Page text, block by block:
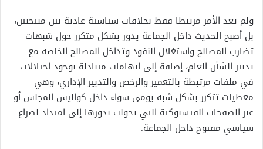
ولم يعد الأمر مرتبطا فقط بخلافات سياسية عادية بين منتخبين،
بل أصبح الحديث داخل الجماعة يدور بشكل متكرر حول شبهات
تضارب المصالح واستغلال النفوذ وتداخل المصالح الخاصة مع
تدبير الشأن العام، إضافة إلى اتهامات متبادلة بوجود اختلالات
في ملفات مرتبطة بالتعمير والرخص والتدبير الإداري، وهي
معطيات تتكرر بشكل شبه يومي سواء داخل كواليس المجلس أو
عبر الصفحات الفيسبوكية التي تحولت بدورها إلى امتداد لصراع
سياسي مفتوح داخل الجماعة.